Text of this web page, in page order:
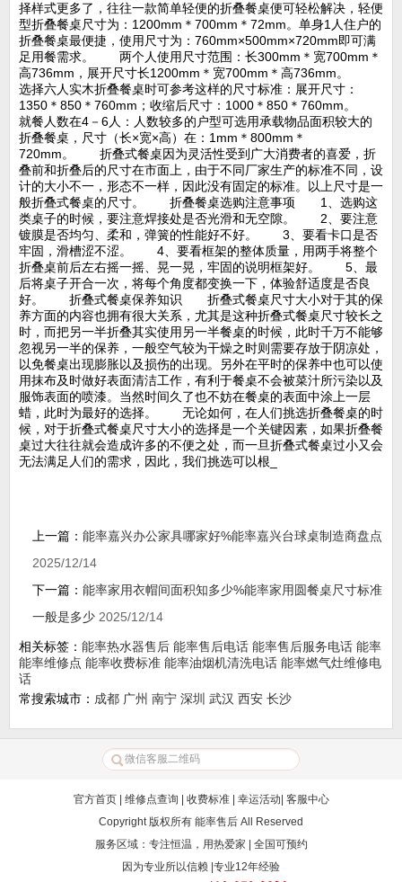
择样式更多了，往往一款简单轻便的折叠餐桌便可轻松解决，轻便
型折叠餐桌尺寸为：1200mm＊700mm＊72mm。单身1人住户的
折叠餐桌最便捷，使用尺寸为：760mm×500mm×720mm即可满
足用餐需求。 两个人使用尺寸范围：长300mm＊宽700mm＊
高736mm，展开尺寸长1200mm＊宽700mm＊高736mm。
选择六人实木折叠餐桌时可参考这样的尺寸标准：展开尺寸：
1350＊850＊760mm；收缩后尺寸：1000＊850＊760mm。
就餐人数在4－6人：人数较多的户型可选用承载物品面积较大的
折叠餐桌，尺寸（长×宽×高）在：1mm＊800mm＊
720mm。 折叠式餐桌因为灵活性受到广大消费者的喜爱，折
叠前和折叠后的尺寸在市面上，由于不同厂家生产的标准不同，设
计的大小不一，形态不一样，因此没有固定的标准。以上尺寸是一
般折叠式餐桌的尺寸。 折叠餐桌选购注意事项 1、选购这
类桌子的时候，要注意焊接处是否光滑和无空隙。 2、要注意
镀膜是否均匀、柔和，弹簧的性能好不好。 3、要看卡口是否
牢固，滑槽涩不涩。 4、要看框架的整体质量，用两手将整个
折叠桌前后左右摇一摇、晃一晃，牢固的说明框架好。 5、最
后将桌子开合一次，将每个角度都变换一下，体验舒适度是否良
好。 折叠式餐桌保养知识 折叠式餐桌尺寸大小对于其的保
养方面的内容也拥有很大关系，尤其是这种折叠式餐桌尺寸较长之
时，而把另一半折叠其实使用另一半餐桌的时候，此时千万不能够
忽视另一半的保养，一般空气较为干燥之时则需要存放于阴凉处，
以免餐桌出现膨胀以及损伤的出现。另外在平时的保养中也可以使
用抹布及时做好表面清洁工作，有利于餐桌不会被菜汁所污染以及
服饰表面的喷漆。当然时间久了也不妨在餐桌的表面中涂上一层
蜡，此时为最好的选择。 无论如何，在人们挑选折叠餐桌的时
候，对于折叠式餐桌尺寸大小的选择是一个关键因素，如果折叠餐
桌过大往往就会造成许多的不便之处，而一旦折叠式餐桌过小又会
无法满足人们的需求，因此，我们挑选可以根_
上一篇： 能率嘉兴办公家具哪家好%能率嘉兴台球桌制造商盘点
2025/12/14
下一篇： 能率家用衣帽间面积知多少%能率家用圆餐桌尺寸标准
一般是多少 2025/12/14
相关标签： 能率热水器售后 能率售后电话 能率售后服务电话 能率
能率维修点 能率收费标准 能率油烟机清洗电话 能率燃气灶维修电
话
常搜索城市： 成都 广州 南宁 深圳 武汉 西安 长沙
官方首页| 维修点查询 收费标准| 幸运活动 客服中心
Copyright 版权所有 能率售后 All Reserved
服务区域：专注恒温，用热爱家 | 全国可预约
因为专业所以信赖 |专业12年经验